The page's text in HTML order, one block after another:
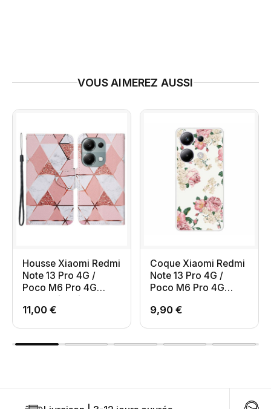
VOUS AIMEREZ AUSSI
Housse Xiaomi Redmi
Note 13 Pro 4G /
Poco M6 Pro 4G
Motif Géométrique
11,00 €
Coque Xiaomi Redmi
Note 13 Pro 4G /
Poco M6 Pro 4G
9,90 €